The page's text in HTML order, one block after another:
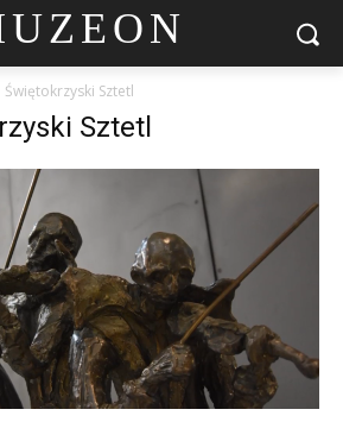
Świętokrzyski Sztetl
Sztetl